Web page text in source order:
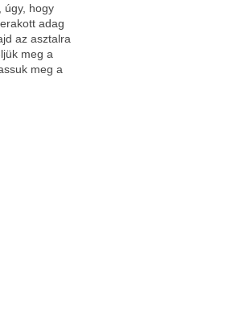
úgy, hogy
adag
az asztalra
meg a
meg a